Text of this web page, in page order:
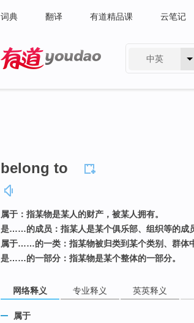
词典 翻译 有道精品课 云笔记
中英
belong to
属于：指某物是某人的财产，被某人拥有。
是……的成员：指某人是某个俱乐部、组织等的成
属于……的一类：指某物被归类到某个类别、群体
是……的一部分：指某物是某个整体的一部分。
网络释义 专业释义 英英释义
属于